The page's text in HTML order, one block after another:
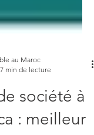
7 min de lecture
société à